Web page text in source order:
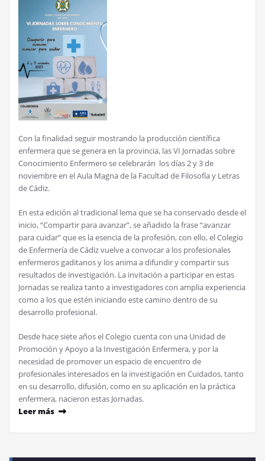
Con la finalidad seguir mostrando la producción científica
enfermera que se genera en la provincia, las VI Jornadas sobre
Conocimiento Enfermero se celebrarán los días 2 y 3 de
noviembre en el Aula Magna de la Facultad de Filosofía y Letras
de Cádiz.
En esta edición al tradicional lema que se ha conservado desde el
inicio, “Compartir para avanzar”, se añadido la frase “avanzar
para cuidar” que es la esencia de la profesión, con ello, el Colegio
de Enfermería de Cádiz vuelve a convocar a los profesionales
enfermeros gaditanos y los anima a difundir y compartir sus
resultados de investigación. La invitación a participar en estas
Jornadas se realiza tanto a investigadores con amplia experiencia
como a los que estén iniciando este camino dentro de su
desarrollo profesional.
Desde hace siete años el Colegio cuenta con una Unidad de
Promoción y Apoyo a la Investigación Enfermera, y por la
necesidad de promover un espacio de encuentro de
profesionales interesados en la investigación en Cuidados, tanto
en su desarrollo, difusión, como en su aplicación en la práctica
enfermera, nacieron estas Jornadas.
Leer más